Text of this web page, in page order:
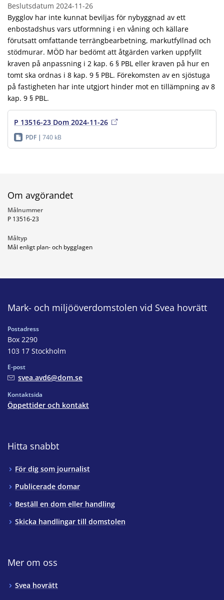
Beslutsdatum 2024-11-26
Bygglov har inte kunnat beviljas för nybyggnad av ett
enbostadshus vars utformning i en våning och källare
förutsatt omfattande terrängbearbetning, markutfyllnad och
stödmurar. MÖD har bedömt att åtgärden varken uppfyllt
kraven på anpassning i 2 kap. 6 § PBL eller kraven på hur en
tomt ska ordnas i 8 kap. 9 § PBL. Förekomsten av en sjöstuga
på fastigheten har inte utgjort hinder mot en tillämpning av 8
kap. 9 § PBL.
P 13516-23 Dom 2024-11-26
PDF 740 kB
Om avgörandet
Målnummer
P 13516-23
Måltyp
Mål enligt plan- och bygglagen
Mark- och miljööverdomstolen vid Svea hovrätt
Postadress
Box 2290
103 17 Stockholm
E-post
svea.avd6@dom.se
Kontaktsida
Öppettider och kontakt
Hitta snabbt
För dig som journalist
Publicerade domar
Beställ en dom eller handling
Skicka handlingar till domstolen
Mer om oss
Svea hovrätt